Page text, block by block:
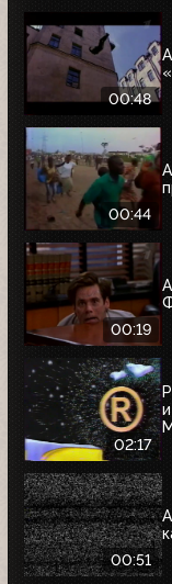
00:48
00:44
00:19
02:17
00:51